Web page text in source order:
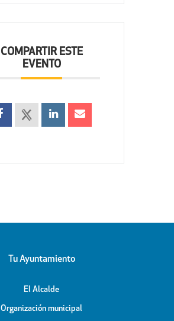
COMPARTIR ESTE
EVENTO
Tu Ayuntamiento
El Alcalde
Organización municipal